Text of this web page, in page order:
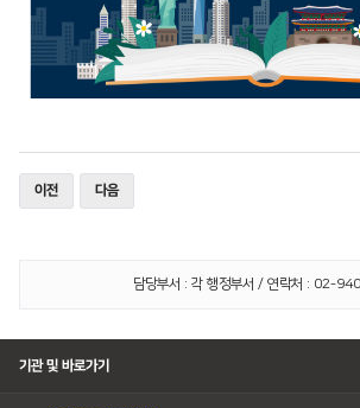
이전 다음
담당부서 : 각 행정부서 / 연락처 : 02-
기관 및 바로가기